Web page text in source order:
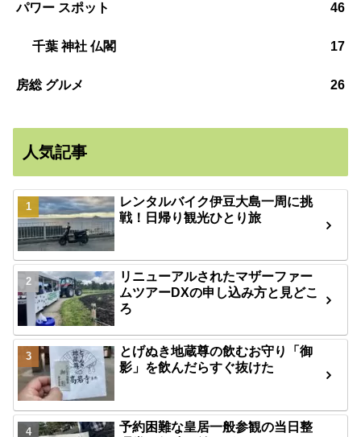
パワー スポット 46
千葉 神社 仏閣 17
房総 グルメ 26
人気記事
レンタルバイク伊豆大島一周に挑
戦！日帰り観光ひとり旅
リニューアルされたマザーファー
ムツアーDXの申し込み方と見どこ
ろ
とげぬき地蔵尊の飲むお守り「御
影」を飲んだらすぐ抜けた
予約困難な皇居一般参観の当日整